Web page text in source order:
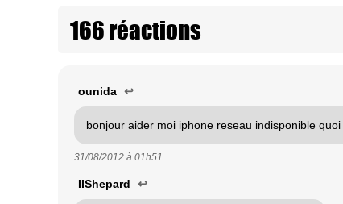
166 réactions
ounida ↩
bonjour aider moi iphone reseau indisponible
31/08/2012 à 01h51
IIShepard ↩